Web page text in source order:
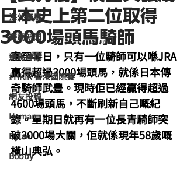
海外賽馬
賽馬新聞
競馬磚提
#HKIR 香港國際賽
網友投稿
Homan
Dylan
Bobby
日本史上第二位取得
3000場頭馬騎師
直至琴日，只有一位騎師可以喺JRA
贏得超過3000場頭馬，就係日本傳
奇騎師武豊。現時佢已經贏得超過
4600場頭馬，不斷刷新自己嘅紀
錄。星期日就再有一位長青騎師突
破3000場大關，佢就係現年58歲嘅
橫山典弘。